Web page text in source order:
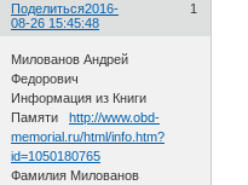
Поделиться 1
2016-
08-26 15:45:48
Милованов Андрей
Федорович
Информация из Книги
Памятиhttp://www.obd-
memorial.ru/html/info.htm?
id=1050180765
Фамилия Милованов